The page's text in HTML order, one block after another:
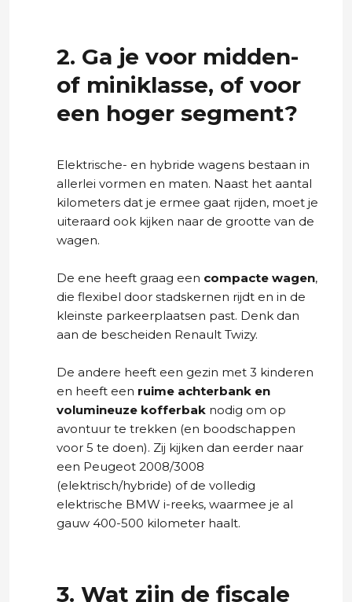
2. Ga je voor midden-
of miniklasse, of voor
een hoger segment?
Elektrische- en hybride wagens bestaan in
allerlei vormen en maten. Naast het aantal
kilometers dat je ermee gaat rijden, moet je
uiteraard ook kijken naar de grootte van de
wagen.
De ene heeft graag een compacte wagen,
die flexibel door stadskernen rijdt en in de
kleinste parkeerplaatsen past. Denk dan
aan de bescheiden Renault Twizy.
De andere heeft een gezin met 3 kinderen
en heeft een ruime achterbank en
volumineuze kofferbak nodig om op
avontuur te trekken (en boodschappen
voor 5 te doen). Zij kijken dan eerder naar
een Peugeot 2008/3008
(elektrisch/hybride) of de volledig
elektrische BMW i-reeks, waarmee je al
gauw 400-500 kilometer haalt.
3. Wat zijn de fiscale